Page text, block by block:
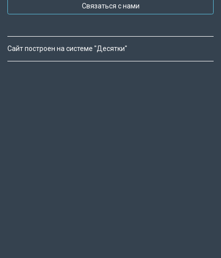
Связаться с нами
Сайт построен на системе "Десятки"